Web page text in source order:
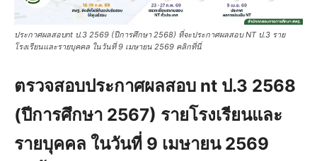
ประกาศผลสอบnt ป.3 2569 (ปีการศึกษา 2568) ที่จะประกาศผลสอบ NT ป.3 ราย
โรงเรียนและรายบุคคล ในวันที่ 9 เมษายน 2569 คลิกที่นี่
ตรวจสอบประกาศผลสอบ nt ป.3 2568
(ปีการศึกษา 2567) รายโรงเรียนและ
รายบุคคล ในวันที่ 9 เมษายน 2569